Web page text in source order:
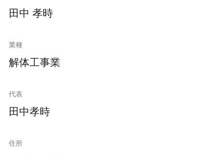
田中 孝時
業種
解体工事業
代表
田中孝時
住所